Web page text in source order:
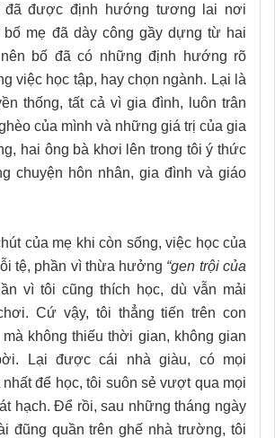
đã được định hướng tương lai nơi
bố mẹ đã dày công gầy dựng từ hai
bố đã có những định hướng rõ
việc học tập, hay chọn ngành. Lại là
thống, tất cả vì gia đình, luôn trân
của mình và những giá trị của gia
hai ông bà khơi lên trong tôi ý thức
chuyện hôn nhân, gia đình và giáo
của mẹ khi còn sống, việc học của
tệ, phần vì thừa hưởng “gen trội của
vì tôi cũng thích học, dù vẫn mải
Cứ vậy, tôi thẳng tiến trên con
không thiếu thời gian, không gian
Lại được cái nhà giàu, có mọi
để học, tôi suôn sẻ vượt qua mọi
hạch. Để rồi, sau những tháng ngày
đũng quần trên ghế nhà trường, tôi